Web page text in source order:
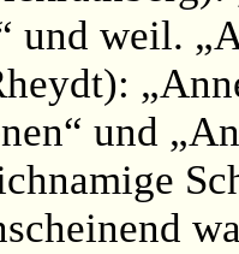
und weil.
und